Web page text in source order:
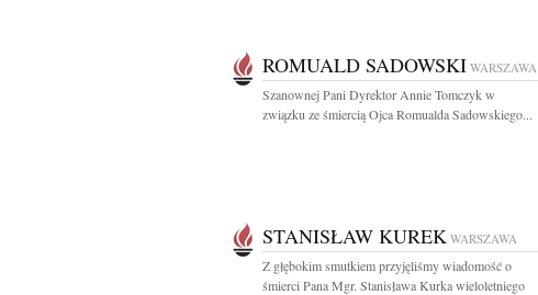
ROMUALD SADOWSKI WARSZAWA
Szanownej Pani Dyrektor Annie Tomczyk w
związku ze śmiercią Ojca Romualda Sadowskiego...
STANISŁAW KUREK WARSZAWA
Z głębokim smutkiem przyjęliśmy wiadomość o
śmierci Pana Mgr. Stanisława Kurka wieloletniego